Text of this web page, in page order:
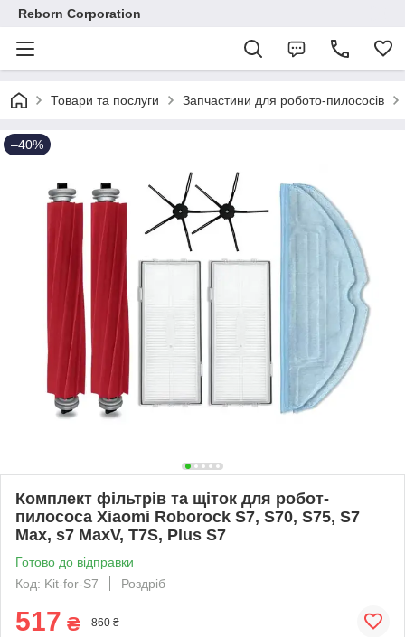
Reborn Corporation
Товари та послуги Запчастини для робото-пилососів
–40%
Комплект фільтрів та щіток для робот-
пилососа Xiaomi Roborock S7, S70, S75, S7
Max, s7 MaxV, T7S, Plus S7
Готово до відправки
Код: Kit-for-S7
Роздріб
517 ₴ 860 ₴